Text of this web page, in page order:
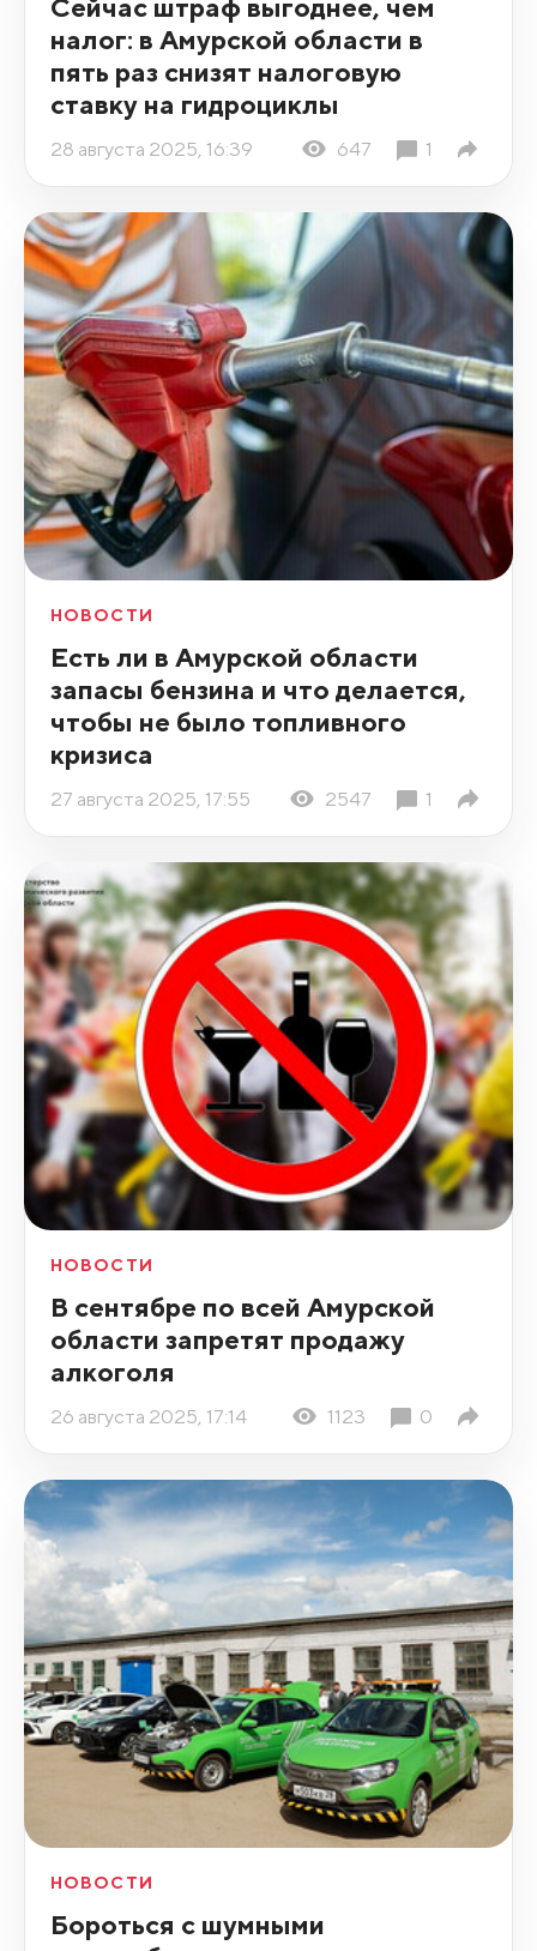
Сейчас штраф выгоднее, чем
налог: в Амурской области в
пять раз снизят налоговую
ставку на гидроциклы
28 августа 2025, 16:39 647 1
НОВОСТИ
Есть ли в Амурской области
запасы бензина и что делается,
чтобы не было топливного
кризиса
27 августа 2025, 17:55 2547 1
НОВОСТИ
В сентябре по всей Амурской
области запретят продажу
алкоголя
26 августа 2025, 17:14 1123 0
НОВОСТИ
Бороться с шумными